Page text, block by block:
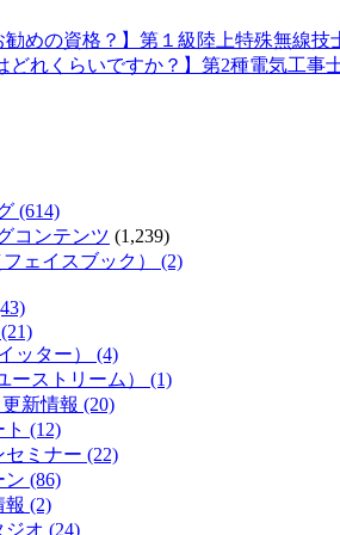
めの資格？】第１級陸上特殊無線技
どれくらいですか？】第2種電気工事
(614)
コンテンツ (1,239)
フェイスブック） (2)
ッター） (4)
ーストリーム） (1)
新情報 (20)
(12)
ミナー (22)
(86)
報 (2)
オ (24)